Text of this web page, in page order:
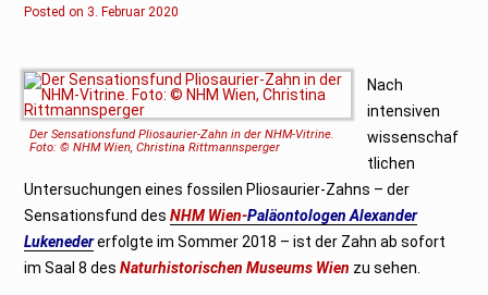
Posted on 3. Februar 2020
Der Sensationsfund Pliosaurier-Zahn in der NHM-Vitrine.
Foto: © NHM Wien, Christina Rittmannsperger
Nach
intensiven
wissenschaf
tlichen
Untersuchungen eines fossilen Pliosaurier-Zahns – der
Sensationsfund desNHM Wien-Paläontologen Alexander
Lukenedererfolgte im Sommer 2018 – ist der Zahn ab sofort
im Saal 8 desNaturhistorischen Museums Wien zu sehen.